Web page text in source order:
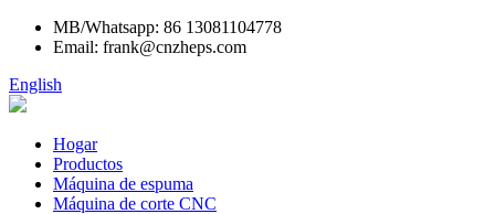
MB/Whatsapp: 86 13081104778
Email: frank@cnzheps.com
English
Hogar
Productos
Máquina de espuma
Máquina de corte CNC